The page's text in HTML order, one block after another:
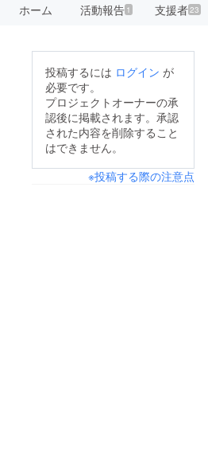
ホーム 活動報告1 支援者23
投稿するには ログイン が
必要です。
プロジェクトオーナーの承
認後に掲載されます。承認
された内容を削除すること
はできません。
※投稿する際の注意点